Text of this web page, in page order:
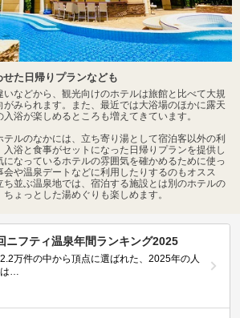
た日帰りプランなども
などから、観光向けのホテルは旅館と比べて大規
みられます。また、最近では大浴場のほかに露天
浴が楽しめるところも増えてきています。
ルのなかには、立ち寄り湯として宿泊客以外の利
浴と食事がセットになった日帰りプランを提供し
なっているホテルの雰囲気を確かめるために使っ
や温泉デートなどに利用したりするのもオスス
ち並ぶ温泉地では、宿泊する施設とは別のホテルの
ょっとした湯めぐりも楽しめます。
ニフティ温泉年間ランキング2025
万件の中から頂点に選ばれた、2025年の人
は…